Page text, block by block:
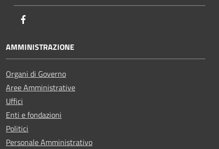
AMMINISTRAZIONE
Organi di Governo
Aree Amministrative
Uffici
Enti e fondazioni
Politici
Personale Amministrativo